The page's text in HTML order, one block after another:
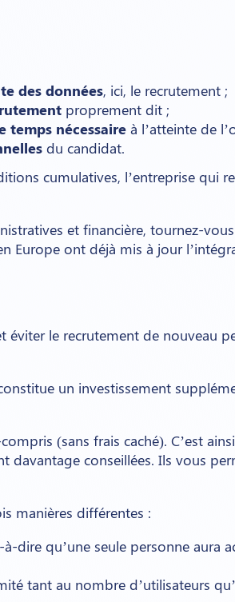
des données, ici, le recrutement ;
proprement dit ;
temps nécessaire à l’atteinte de
du candidat.
cumulatives, l’entreprise qui
et financière, tournez-vous
Europe ont déjà mis à jour
éviter le recrutement de nouveau
un investissement
(sans frais caché). C’est
davantage conseillées. Ils vous
manières différentes :
dire qu’une seule personne
tant au nombre d’utilisateurs